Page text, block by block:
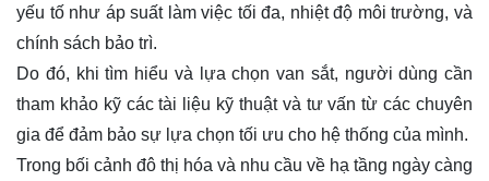
yếu tố như áp suất làm việc tối đa, nhiệt độ môi trường, và
chính sách bảo trì.
Do đó, khi tìm hiểu và lựa chọn van sắt, người dùng cần
tham khảo kỹ các tài liệu kỹ thuật và tư vấn từ các chuyên
gia để đảm bảo sự lựa chọn tối ưu cho hệ thống của mình.
Trong bối cảnh đô thị hóa và nhu cầu về hạ tầng ngày càng